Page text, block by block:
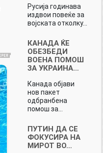
Русија годинава
издвои повеќе за
војската отколку…
КАНАДА ЌЕ
ОБЕЗБЕДИ
ВОЕНА ПОМОШ
ЗА УКРАИНА…
Канада објави
нов пакет
одбранбена
помош за…
ПУТИН ДА СЕ
ФОКУСИРА НА
МИРОТ ВО…